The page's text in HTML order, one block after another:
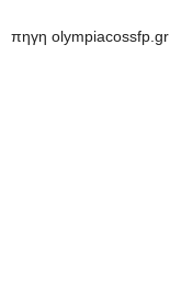
πηγη olympiacossfp.gr